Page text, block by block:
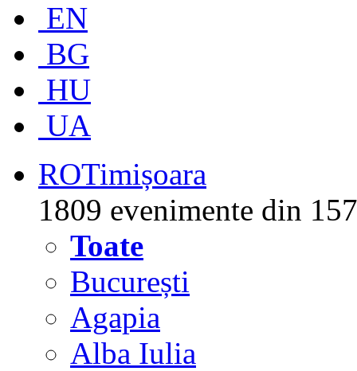
EN
BG
HU
UA
ROTimișoara
1809 evenimente din
Toate
București
Agapia
Alba Iulia